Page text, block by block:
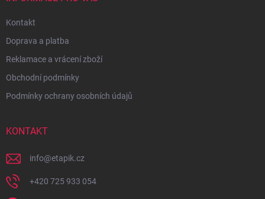
Kontakt
Doprava a platba
Reklamace a vrácení zboží
Obchodní podmínky
Podmínky ochrany osobních údajů
KONTAKT
info@etapik.cz
+420 725 933 054